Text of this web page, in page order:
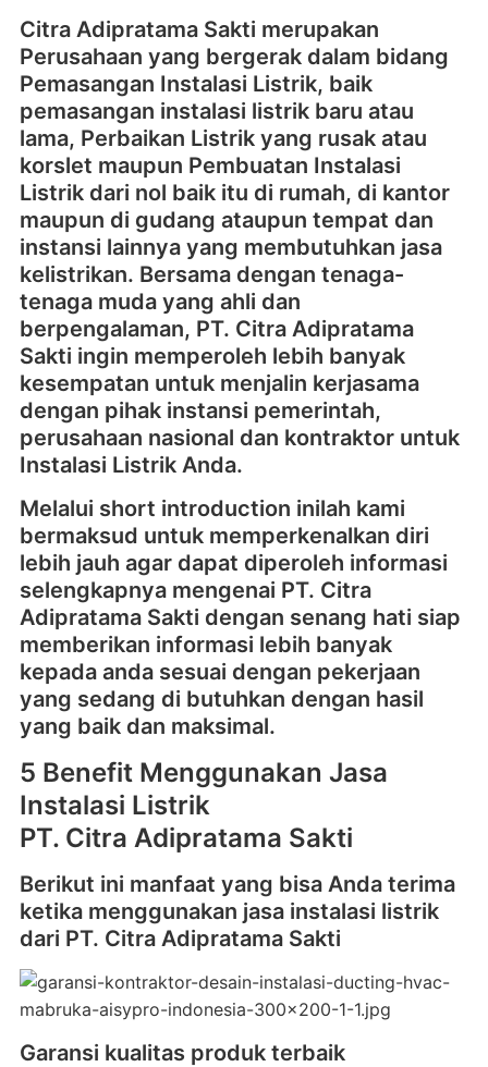
Citra Adipratama Sakti merupakan
Perusahaan yang bergerak dalam bidang
Pemasangan Instalasi Listrik, baik
pemasangan instalasi listrik baru atau
lama, Perbaikan Listrik yang rusak atau
korslet maupun Pembuatan Instalasi
Listrik dari nol baik itu di rumah, di kantor
maupun di gudang ataupun tempat dan
instansi lainnya yang membutuhkan jasa
kelistrikan. Bersama dengan tenaga-
tenaga muda yang ahli dan
berpengalaman, PT. Citra Adipratama
Sakti ingin memperoleh lebih banyak
kesempatan untuk menjalin kerjasama
dengan pihak instansi pemerintah,
perusahaan nasional dan kontraktor untuk
Instalasi Listrik Anda.
Melalui short introduction inilah kami
bermaksud untuk memperkenalkan diri
lebih jauh agar dapat diperoleh informasi
selengkapnya mengenai PT. Citra
Adipratama Sakti dengan senang hati siap
memberikan informasi lebih banyak
kepada anda sesuai dengan pekerjaan
yang sedang di butuhkan dengan hasil
yang baik dan maksimal.
5 Benefit Menggunakan Jasa
Instalasi Listrik
PT. Citra Adipratama Sakti
Berikut ini manfaat yang bisa Anda terima
ketika menggunakan jasa instalasi listrik
dari PT. Citra Adipratama Sakti
Garansi kualitas produk terbaik